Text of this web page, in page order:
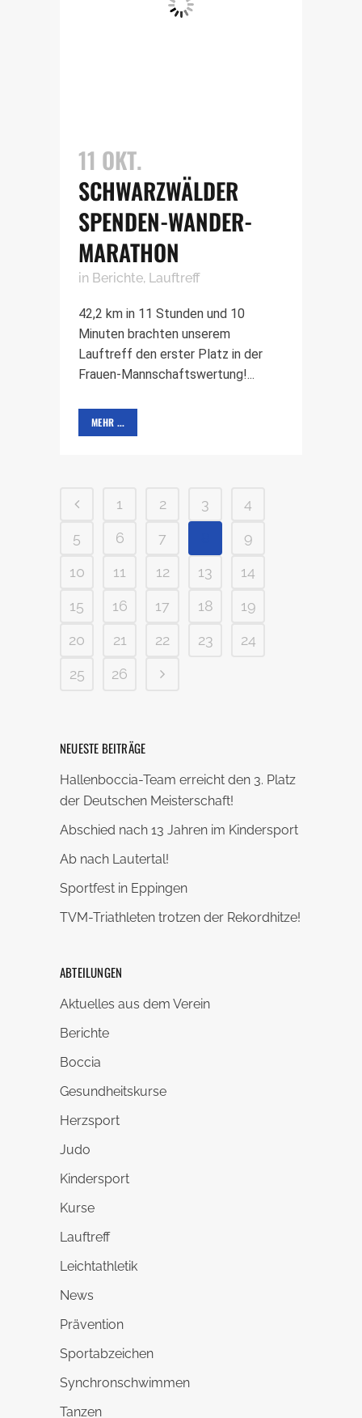
11 OKT.
SCHWARZWÄLDER
SPENDEN-WANDER-
MARATHON
in Berichte, Lauftreff
42,2 km in 11 Stunden und 10
Minuten brachten unserem
Lauftreff den erster Platz in der
Frauen-Mannschaftswertung!...
MEHR ...
1 2 3
4
5
6 7
9
10
11 12 13
14
15
16 17 18
19
20
21 22 23
24
25
26
NEUESTE BEITRÄGE
Hallenboccia-Team erreicht den 3. Platz
der Deutschen Meisterschaft!
Abschied nach 13 Jahren im Kindersport
Ab nach Lautertal!
Sportfest in Eppingen
TVM-Triathleten trotzen der Rekordhitze!
ABTEILUNGEN
Aktuelles aus dem Verein
Berichte
Boccia
Gesundheitskurse
Herzsport
Judo
Kindersport
Kurse
Lauftreff
Leichtathletik
News
Prävention
Sportabzeichen
Synchronschwimmen
Tanzen